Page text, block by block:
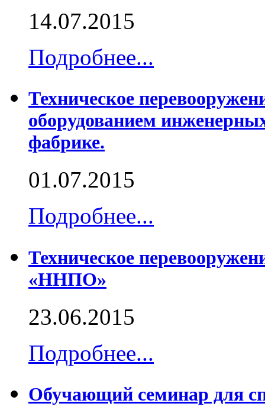
14.07.2015
Подробнее...
Техническое
оборудованием
фабрике.
01.07.2015
Подробнее...
Техническое
«ННПО»
23.06.2015
Подробнее...
Обучающий семинар для